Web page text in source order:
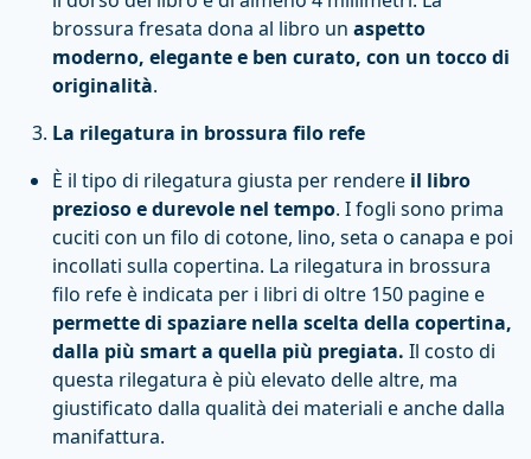
brossura fresata dona al libro un aspetto
moderno, elegante e ben curato, con un tocco di
originalità.
La rilegatura in brossura filo refe
È il tipo di rilegatura giusta per rendere il libro
prezioso e durevole nel tempo. I fogli sono prima
cuciti con un filo di cotone, lino, seta o canapa e poi
incollati sulla copertina. La rilegatura in brossura
filo refe è indicata per i libri di oltre 150 pagine e
permette di spaziare nella scelta della copertina,
dalla più smart a quella più pregiata. Il costo di
questa rilegatura è più elevato delle altre, ma
giustificato dalla qualità dei materiali e anche dalla
manifattura.